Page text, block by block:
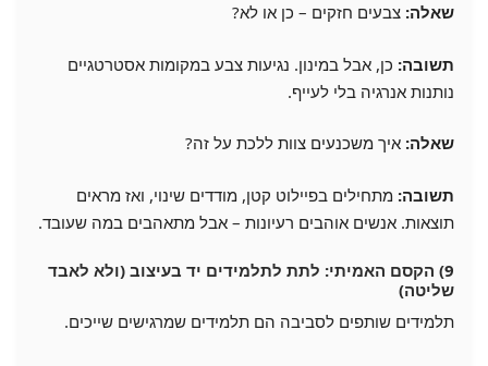
שאלה: צבעים חזקים – כן או לא?
תשובה: כן, אבל במינון. נגיעות צבע במקומות אסטרטגיים
נותנות אנרגיה בלי לעייף.
שאלה: איך משכנעים צוות ללכת על זה?
תשובה: מתחילים בפיילוט קטן, מודדים שינוי, ואז מראים
תוצאות. אנשים אוהבים רעיונות – אבל מתאהבים במה שעובד.
9) הקסם האמיתי: לתת לתלמידים יד בעיצוב (ולא לאבד
שליטה)
תלמידים שותפים לסביבה הם תלמידים שמרגישים שייכים.